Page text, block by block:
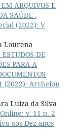
ARQUIVOS E
SAÚDE ,
(2022): V
Lourena
DE
PARA A
(2022): Archeion
Luiza da Silva
v. 11 n. 2
aos Dez anos